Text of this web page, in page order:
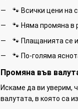
🐾 Всички цени на
🐾 Няма промяна в
🐾 Плащанията се
🐾 По-голяма
Промяна във
Искаме да ви уверим,
валутата, в която са